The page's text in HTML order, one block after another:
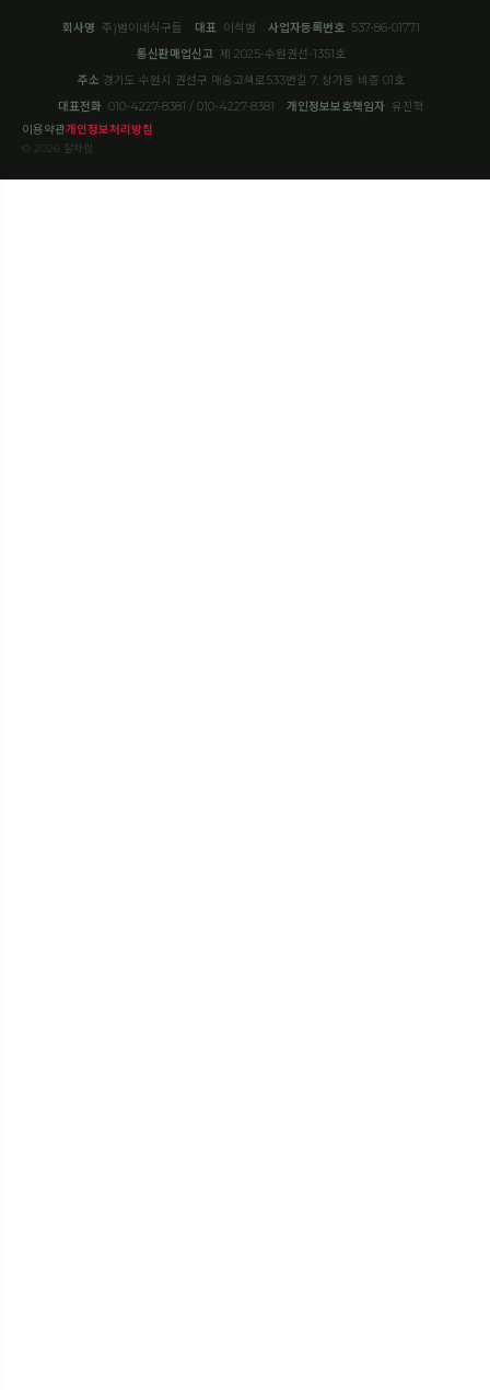
회사명 주)범이네식구들 대표 이석범 사업자등록번호 537-86-01771
통신판매업신고 제 2025-수원권선-1351호
주소 경기도 수원시 권선구 매송고색로533번길 7, 상가동 비층 01호
대표전화 010-4227-8381 / 010-4227-8381 개인정보보호책임자 유진혁
이용약관개인정보처리방침
© 2026 잘차림